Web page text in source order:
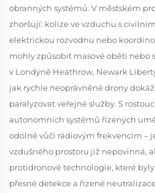
obranných systémů. V městském
zhoršují: kolize ve vzduchu s
elektrickou rozvodnu nebo
mohly způsobit masové oběti nebo
v Londýně Heathrow, Newark
jak rychle neoprávněné drony
paralyzovat veřejné služby. S
autonomních systémů řízených
odolné vůči rádiovým frekvencím –
vzdušného prostoru již nepovinná,
protidronové technologie, které
přesné detekce a řízené